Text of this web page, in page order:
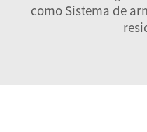
como Sistema de